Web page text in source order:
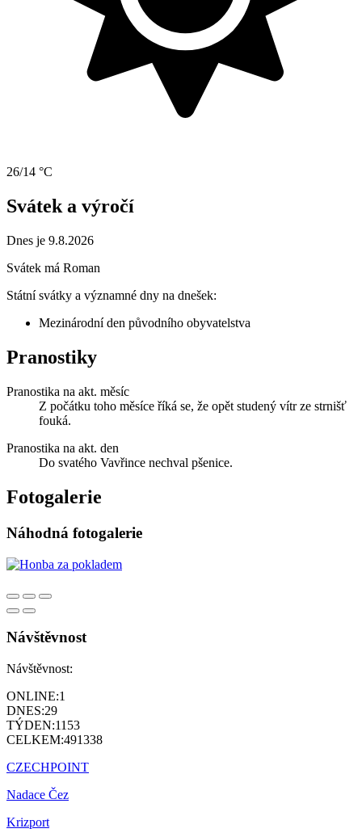
26/14 °C
Svátek a výročí
Dnes je 9.8.2026
Svátek má Roman
Státní svátky a významné dny na dnešek:
Mezinárodní den původního obyvatelstva
Pranostiky
Pranostika na akt. měsíc
Z počátku toho měsíce říká se, že opět studený vítr ze strnišť
fouká.
Pranostika na akt. den
Do svatého Vavřince nechval pšenice.
Fotogalerie
Náhodná fotogalerie
Návštěvnost
Návštěvnost:
ONLINE:1
DNES:29
TÝDEN:1153
CELKEM:491338
CZECHPOINT
Nadace Čez
Krizport